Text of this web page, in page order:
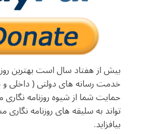
بیش از هفتاد سال است بهترین
خدمت رسانه های دولتی ( داخلی
حمایت شما از شیوه روزنامه نگاری
تواند به سلیقه های روزنامه نگاری
بیافزاید.